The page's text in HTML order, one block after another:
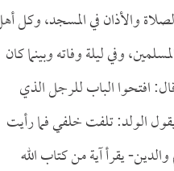
والأذان في المسجد، وكل
وفي ليلة وفاته وبينما كان
افتحوا الباب للرجل الذي
الولد: تلفت خلفي فما رأيت
يقرأ آية من كتاب الله